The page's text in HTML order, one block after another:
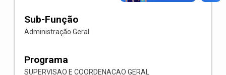
Sub-Função
Administração Geral
Programa
SUPERVISAO E COORDENACAO GERAL